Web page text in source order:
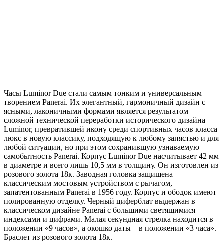
Часы Luminor Due стали самым тонким и универсальным
творением Panerai. Их элегантный, гармоничный дизайн с
ясными, лаконичными формами является результатом
сложной технической переработки исторического дизайна
Luminor, превратившей икону среди спортивных часов класса
люкс в новую классику, подходящую к любому запястью и для
любой ситуации, но при этом сохранившую узнаваемую
самобытность Panerai. Корпус Luminor Due насчитывает 42 мм
в диаметре и всего лишь 10,5 мм в толщину. Он изготовлен из
розового золота 18к. Заводная головка защищена
классическим мостовым устройством с рычагом,
запатентованным Panerai в 1956 году. Корпус и ободок имеют
полированную отделку. Черный циферблат выдержан в
классическом дизайне Panerai с большими светящимися
индексами и цифрами. Малая секундная стрелка находится в
положении «9 часов», а окошко даты – в положении «3 часа».
Браслет из розового золота 18к.